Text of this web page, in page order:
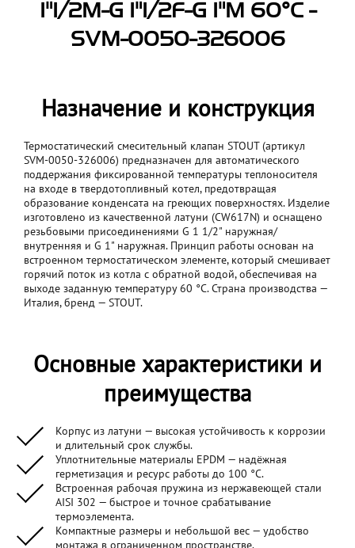
1"1/2M-G 1"1/2F-G 1"M 60°С -
SVM-0050-326006
Назначение и конструкция
Термостатический смесительный клапан STOUT (артикул
SVM-0050-326006) предназначен для автоматического
поддержания фиксированной температуры теплоносителя
на входе в твердотопливный котел, предотвращая
образование конденсата на греющих поверхностях. Изделие
изготовлено из качественной латуни (CW617N) и оснащено
резьбовыми присоединениями G 1 1/2" наружная/
внутренняя и G 1" наружная. Принцип работы основан на
встроенном термостатическом элементе, который смешивает
горячий поток из котла с обратной водой, обеспечивая на
выходе заданную температуру 60 °C. Страна производства —
Италия, бренд — STOUT.
Основные характеристики и
преимущества
Корпус из латуни — высокая устойчивость к коррозии
и длительный срок службы.
Уплотнительные материалы EPDM — надёжная
герметизация и ресурс работы до 100 °C.
Встроенная рабочая пружина из нержавеющей стали
AISI 302 — быстрое и точное срабатывание
термоэлемента.
Компактные размеры и небольшой вес — удобство
монтажа в ограниченном пространстве.